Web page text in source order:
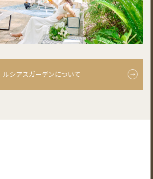
ルシアスガーデンについて